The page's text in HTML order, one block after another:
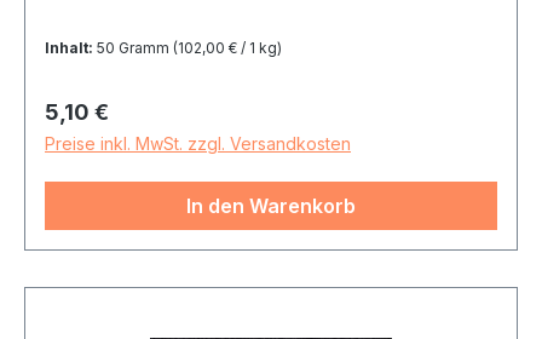
Inhalt: 50 Gramm (102,00 € / 1 kg)
Regulärer Preis:
5,10 €
Preise inkl. MwSt. zzgl. Versandkosten
In den Warenkorb